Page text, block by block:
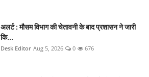
अलर्ट : मौसम विभाग की चेतावनी के बाद प्रशासन ने जारी
कि...
Desk Editor Aug 5, 2026 0 676